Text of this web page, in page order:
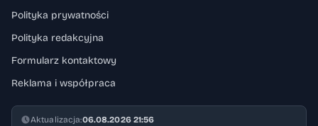
Polityka prywatności
Polityka redakcyjna
Formularz kontaktowy
Reklama i współpraca
Aktualizacja:06.08.2026 21:56